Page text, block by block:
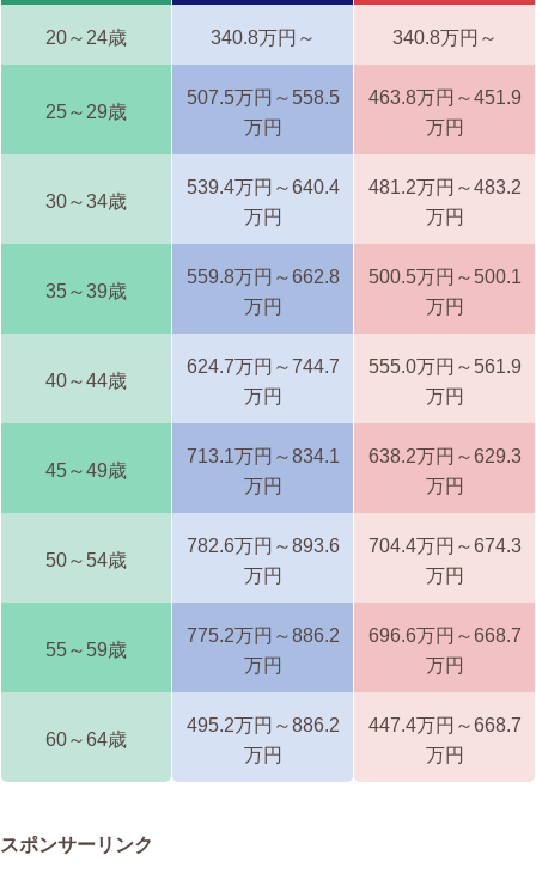
20～24歳 340.8万円～ 340.8万円～
25～29歳
507.5万円～558.5
万円
463.8万円～451.9
万円
30～34歳
539.4万円～640.4
万円
481.2万円～483.2
万円
35～39歳
559.8万円～662.8
万円
500.5万円～500.1
万円
40～44歳
624.7万円～744.7
万円
555.0万円～561.9
万円
45～49歳
713.1万円～834.1
万円
638.2万円～629.3
万円
50～54歳
782.6万円～893.6
万円
704.4万円～674.3
万円
55～59歳
775.2万円～886.2
万円
696.6万円～668.7
万円
60～64歳
495.2万円～886.2
万円
447.4万円～668.7
万円
スポンサーリンク